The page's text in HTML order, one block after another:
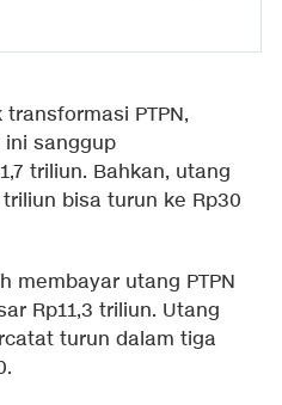
PTPN,
sanggup
triliun. Bahkan, utang
bisa turun ke Rp30
membayar utang PTPN
Rp11,3 triliun. Utang
turun dalam tiga